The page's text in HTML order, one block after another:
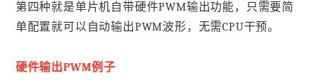
第四种就是单片机自带硬件PWM输出功能，只需要简
单配置就可以自动输出PWM波形，无需CPU干预。
硬件输出PWM例子